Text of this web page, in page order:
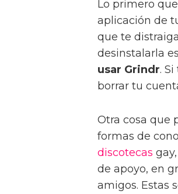
Lo primero
aplicación de
que te
desinstalarla
usar Grindr.
borrar tu
Otra cosa que
formas de
discotecas
de apoyo, en
amigos. Estas